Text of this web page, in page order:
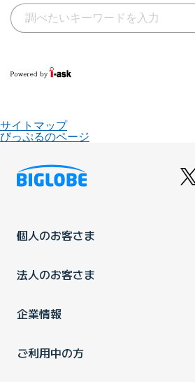
サイトマップ
びっぷるのページ
個人のお客さま
法人のお客さま
企業情報
ご利用中の方